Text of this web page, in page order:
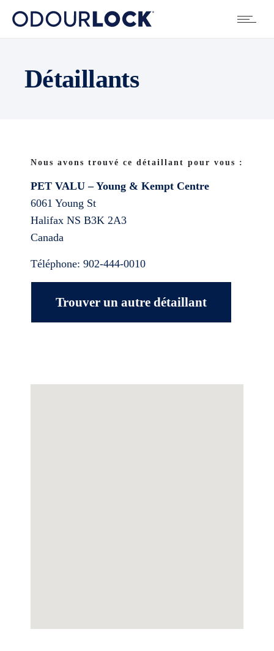
Détaillants
Nous avons trouvé ce détaillant pour vous :
PET VALU – Young & Kempt Centre
6061 Young St
Halifax NS B3K 2A3
Canada
Téléphone: 902-444-0010
Trouver un autre détaillant